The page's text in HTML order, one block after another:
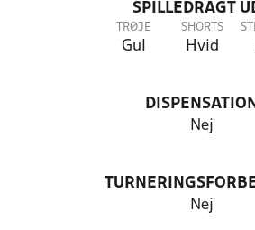
SPILLEDRAGT
TRØJE
Gul
SHORTS
Hvid
DISPENSATION
Nej
Nej